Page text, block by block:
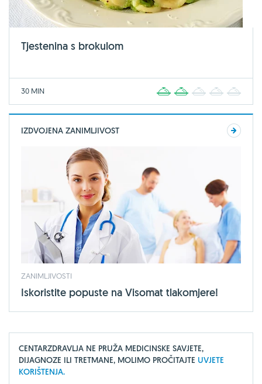
Tjestenina s brokulom
30 MIN 2 3 4
IZDVOJENA ZANIMLJIVOST
ZANIMLJIVOSTI
Iskoristite popuste na Visomat tlakomjere!
CENTARZDRAVLJA NE PRUŽA MEDICINSKE SAVJETE,
DIJAGNOZE ILI TRETMANE, MOLIMO PROČITAJTE UVJETE
KORIŠTENJA.